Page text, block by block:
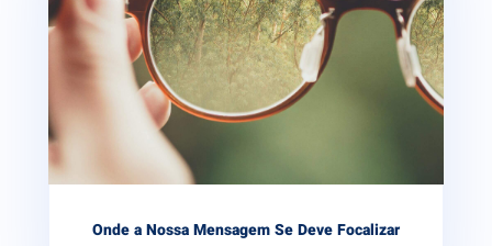
Onde a Nossa Mensagem Se Deve Focalizar